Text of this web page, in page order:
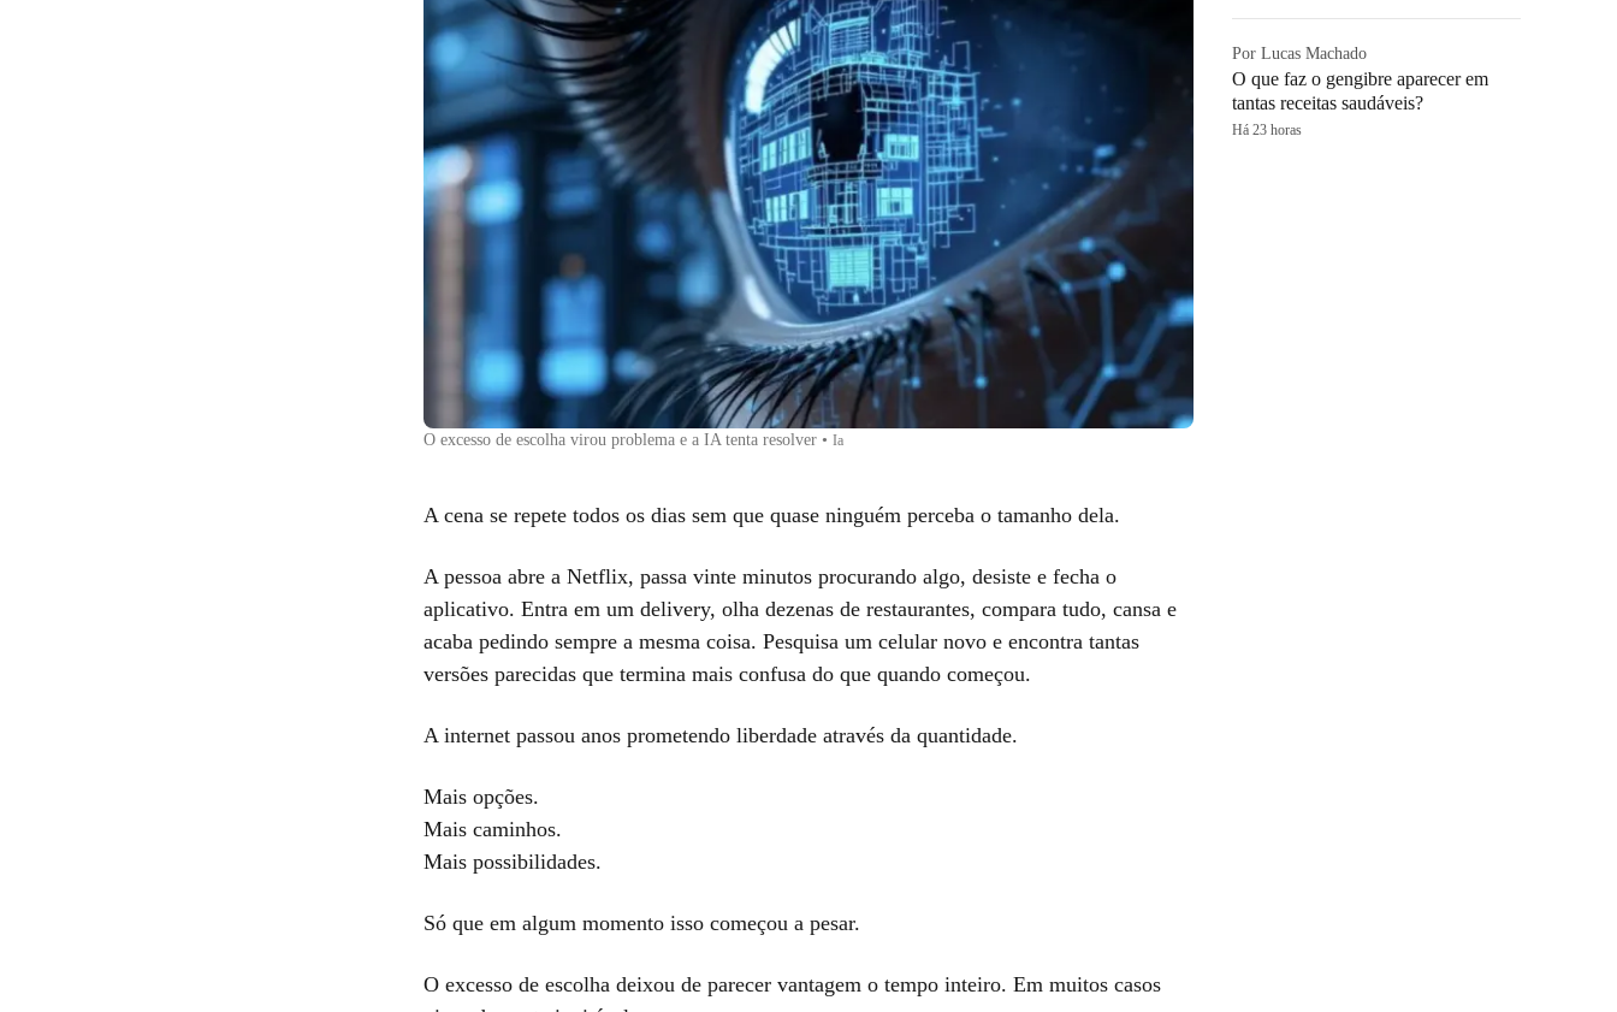
O excesso de escolha virou problema e a IA tenta resolver • Ia
A cena se repete todos os dias sem que quase ninguém perceba o tamanho dela.
A pessoa abre a Netflix, passa vinte minutos procurando algo, desiste e fecha o
aplicativo. Entra em um delivery, olha dezenas de restaurantes, compara tudo, cansa e
acaba pedindo sempre a mesma coisa. Pesquisa um celular novo e encontra tantas
versões parecidas que termina mais confusa do que quando começou.
A internet passou anos prometendo liberdade através da quantidade.
Mais opções.
Mais caminhos.
Mais possibilidades.
Só que em algum momento isso começou a pesar.
O excesso de escolha deixou de parecer vantagem o tempo inteiro. Em muitos casos
Por Lucas Machado
O que faz o gengibre aparecer em
tantas receitas saudáveis?
Há 23 horas